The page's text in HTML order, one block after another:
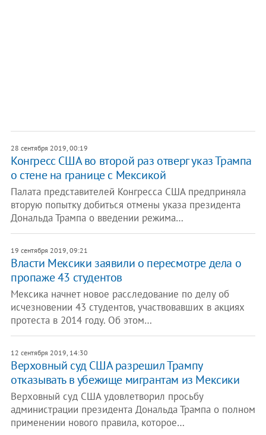
28 сентября 2019, 00:19
Конгресс США во второй раз отверг указ Трампа
о стене на границе с Мексикой
Палата представителей Конгресса США предприняла
вторую попытку добиться отмены указа президента
Дональда Трампа о введении режима…
19 сентября 2019, 09:21
Власти Мексики заявили о пересмотре дела о
пропаже 43 студентов
Мексика начнет новое расследование по делу об
исчезновении 43 студентов, участвовавших в акциях
протеста в 2014 году. Об этом…
12 сентября 2019, 14:30
Верховный суд США разрешил Трампу
отказывать в убежище мигрантам из Мексики
Верховный суд США удовлетворил просьбу
администрации президента Дональда Трампа о полном
применении нового правила, которое…